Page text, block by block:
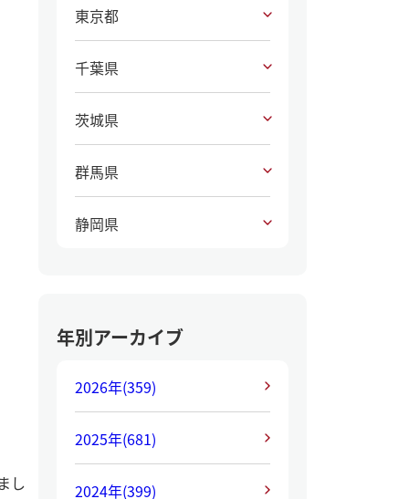
し
東京都
千葉県
茨城県
群馬県
静岡県
年別アーカイブ
2026年(359)
2025年(681)
2024年(399)